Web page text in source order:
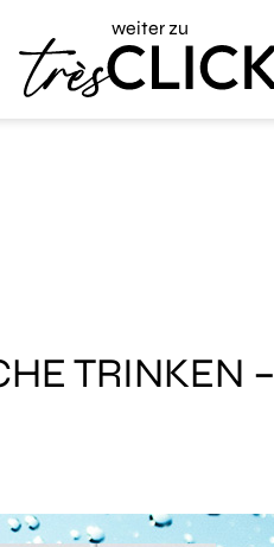
weiter zu
TRINKEN –